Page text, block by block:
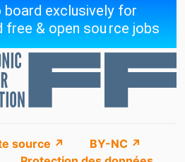
source ↗
BY-NC ↗